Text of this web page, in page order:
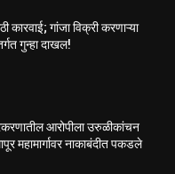
कारवाई; गांजा विक्री करणाऱ्या
गुन्हा दाखल!
आरोपीला उरुळीकांचन
महामार्गावर नाकाबंदीत पकडले